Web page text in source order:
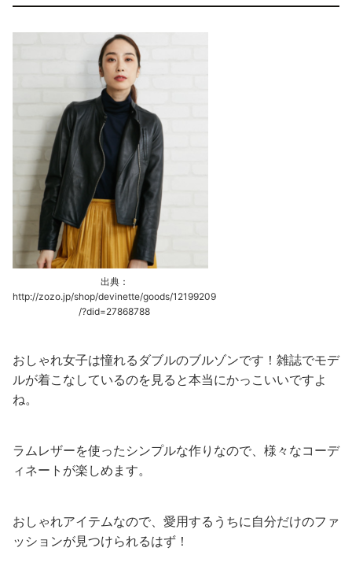
出典：
http://zozo.jp/shop/devinette/goods/12199209
/?did=27868788
おしゃれ女子は憧れるダブルのブルゾンです！雑誌でモデ
ルが着こなしているのを見ると本当にかっこいいですよ
ね。
ラムレザーを使ったシンプルな作りなので、様々なコーデ
ィネートが楽しめます。
おしゃれアイテムなので、愛用するうちに自分だけのファ
ッションが見つけられるはず！